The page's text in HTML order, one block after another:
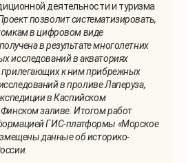
деятельности и туризма
позволит систематизировать,
в цифровом виде
в результате многолетних
исследований в акваториях
прилегающих к ним прибрежных
в проливе Лаперуза,
в Каспийском
заливе. Итогом работ
ГИС-платформы «Морское
данные об историко-